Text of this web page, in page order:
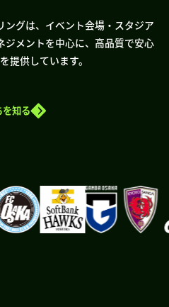
ングは、イベント会場・スタジア
ジメントを中心に、高品質で安心
提供しています。
を知る